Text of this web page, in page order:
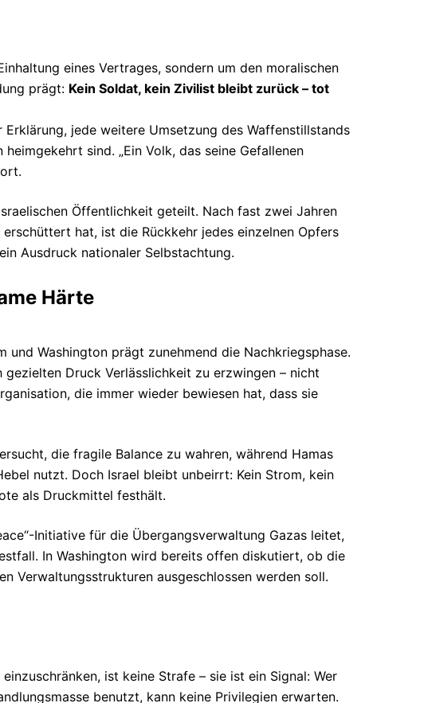
eines Vertrages, sondern um den moralischen
prägt: Kein Soldat, kein Zivilist bleibt zurück – tot
jede weitere Umsetzung des Waffenstillstands
sind. „Ein Volk, das seine Gefallenen
Öffentlichkeit geteilt. Nach fast zwei Jahren
hat, ist die Rückkehr jedes einzelnen Opfers
Ausdruck nationaler Selbstachtung.
Härte
und Washington prägt zunehmend die Nachkriegsphase.
Druck Verlässlichkeit zu erzwingen – nicht
die immer wieder bewiesen hat, dass sie
die fragile Balance zu wahren, während Hamas
nutzt. Doch Israel bleibt unbeirrt: Kein Strom, kein
als Druckmittel festhält.
Initiative für die Übergangsverwaltung Gazas leitet,
In Washington wird bereits offen diskutiert, ob die
Verwaltungsstrukturen ausgeschlossen werden soll.
ist keine Strafe – sie ist ein Signal: Wer
benutzt, kann keine Privilegien erwarten.